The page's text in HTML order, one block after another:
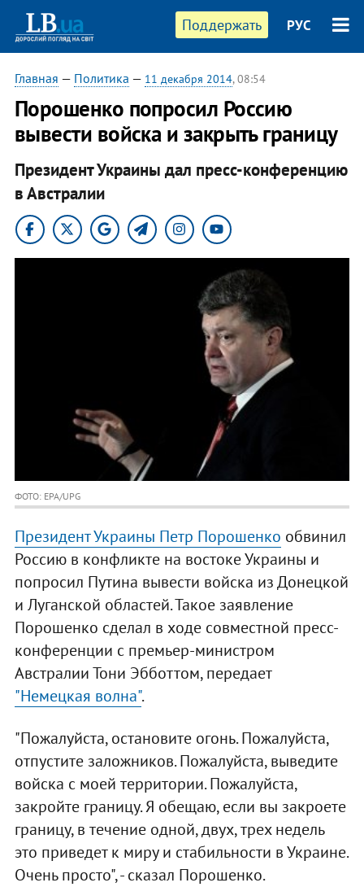
Поддержать РУС
Главная — Политика — 11 декабря 2014, 08:54
Порошенко попросил Россию
вывести войска и закрыть границу
Президент Украины дал пресс-конференцию
в Австралии
ФОТО: EPA/UPG
Президент Украины Петр Порошенко обвинил
Россию в конфликте на востоке Украины и
попросил Путина вывести войска из Донецкой
и Луганской областей. Такое заявление
Порошенко сделал в ходе совместной пресс-
конференции с премьер-министром
Австралии Тони Эбботтом, передает
"Немецкая волна".
"Пожалуйста, остановите огонь. Пожалуйста,
отпустите заложников. Пожалуйста, выведите
войска с моей территории. Пожалуйста,
закройте границу. Я обещаю, если вы закроете
границу, в течение одной, двух, трех недель
это приведет к миру и стабильности в Украине.
Очень просто", - сказал Порошенко.